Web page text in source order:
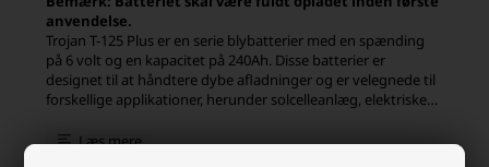
anvendelse.
Trojan T-125 Plus er en serie blybatterier med en spænding
på 6 volt og en kapacitet på 240Ah. Disse batterier er
designet til at håndtere dybe afladninger og er velegnede til
forskellige applikationer, herunder solcelleanlæg, elektriske
Læs mere